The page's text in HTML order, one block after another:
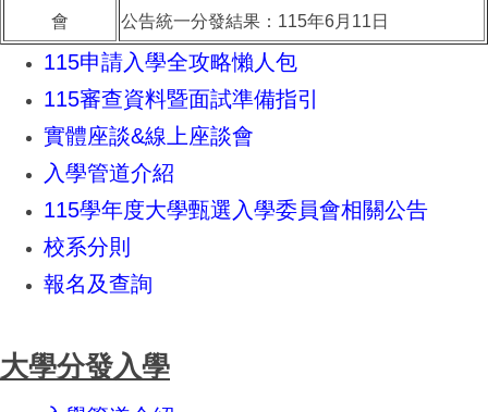
會
公告統一分發結果：115年6月11日
115申請入學全攻略懶人包
115審查資料暨面試準備指引
實體座談&線上座談會
入學管道介紹
115學年度大學甄選入學委員會相關公告
校系分則
報名及查詢
大學分發入學